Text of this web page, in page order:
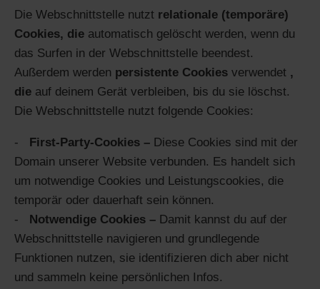
Die Webschnittstelle nutzt relationale (temporäre)
Cookies, die automatisch gelöscht werden, wenn du
das Surfen in der Webschnittstelle beendest.
Außerdem werden persistente Cookies verwendet ,
die auf deinem Gerät verbleiben, bis du sie löschst.
Die Webschnittstelle nutzt folgende Cookies:
First-Party-Cookies – Diese Cookies sind mit der
Domain unserer Website verbunden. Es handelt sich
um notwendige Cookies und Leistungscookies, die
temporär oder dauerhaft sein können.
Notwendige Cookies – Damit kannst du auf der
Webschnittstelle navigieren und grundlegende
Funktionen nutzen, sie identifizieren dich aber nicht
und sammeln keine persönlichen Infos.